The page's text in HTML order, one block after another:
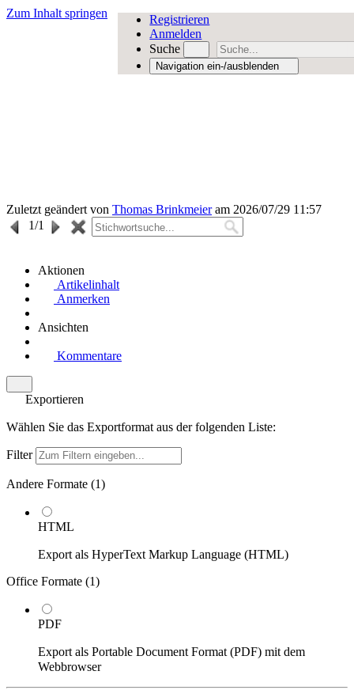
Zum Inhalt springen
Registrieren
Anmelden
Suche
Navigation ein-/ausblenden
Zuletzt geändert von Thomas Brinkmeieram 2026/07/29 11:57
1/1
Aktionen
Artikelinhalt
Anmerken
Ansichten
Kommentare
Exportieren
Wählen Sie das Exportformat aus der folgenden Liste:
Filter
Andere Formate (1)
HTML
Export als HyperText Markup Language (HTML)
Office Formate (1)
PDF
Export als Portable Document Format (PDF) mit dem
Webbrowser